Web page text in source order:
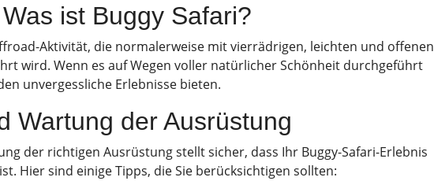
ist Buggy Safari?
Aktivität, die normalerweise mit vierrädrigen, leichten und offenen
wird. Wenn es auf Wegen voller natürlicher Schönheit durchgeführt
unvergessliche Erlebnisse bieten.
Wartung der Ausrüstung
der richtigen Ausrüstung stellt sicher, dass Ihr Buggy-Safari-Erlebnis
Hier sind einige Tipps, die Sie berücksichtigen sollten: